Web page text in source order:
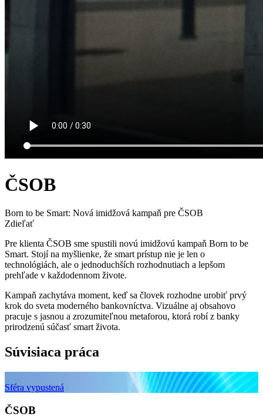
ČSOB
Born to be Smart: Nová imidžová kampaň pre ČSOB
Zdieľať
Pre klienta ČSOB sme spustili novú imidžovú kampaň Born to be
Smart. Stojí na myšlienke, že smart prístup nie je len o
technológiách, ale o jednoduchších rozhodnutiach a lepšom
prehľade v každodennom živote.
Kampaň zachytáva moment, keď sa človek rozhodne urobiť prvý
krok do sveta moderného bankovníctva. Vizuálne aj obsahovo
pracuje s jasnou a zrozumiteľnou metaforou, ktorá robí z banky
prirodzenú súčasť smart života.
Súvisiaca práca
Sféra vypustená
ČSOB